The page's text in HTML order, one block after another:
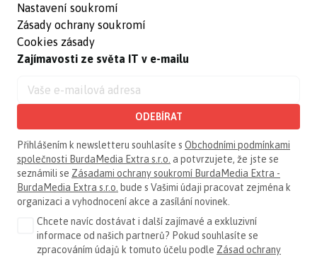
Nastavení soukromí
Zásady ochrany soukromí
Cookies zásady
Zajímavosti ze světa IT v e-mailu
ODEBÍRAT
Přihlášením k newsletteru souhlasíte s Obchodními podmínkami
společnosti BurdaMedia Extra s.r.o. a potvrzujete, že jste se
seznámili se Zásadami ochrany soukromí BurdaMedia Extra -
BurdaMedia Extra s.r.o. bude s Vašimi údaji pracovat zejména k
organizaci a vyhodnocení akce a zasílání novinek.
Chcete navíc dostávat i další zajímavé a exkluzivní
informace od našich partnerů? Pokud souhlasíte se
zpracováním údajů k tomuto účelu podle Zásad ochrany